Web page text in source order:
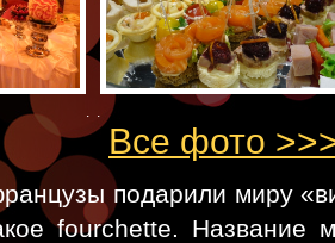
. .
Все фото
подарили миру
fourchette. Название